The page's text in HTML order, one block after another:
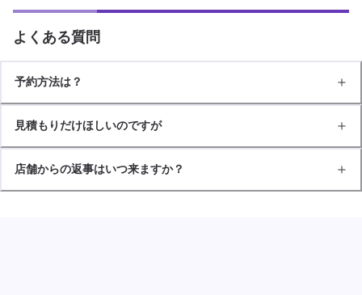
よくある質問
予約方法は？
見積もりだけほしいのですが
店舗からの返事はいつ来ますか？